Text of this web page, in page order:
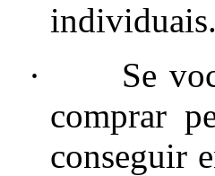
individuais.
·
Se
comprar
conseguir